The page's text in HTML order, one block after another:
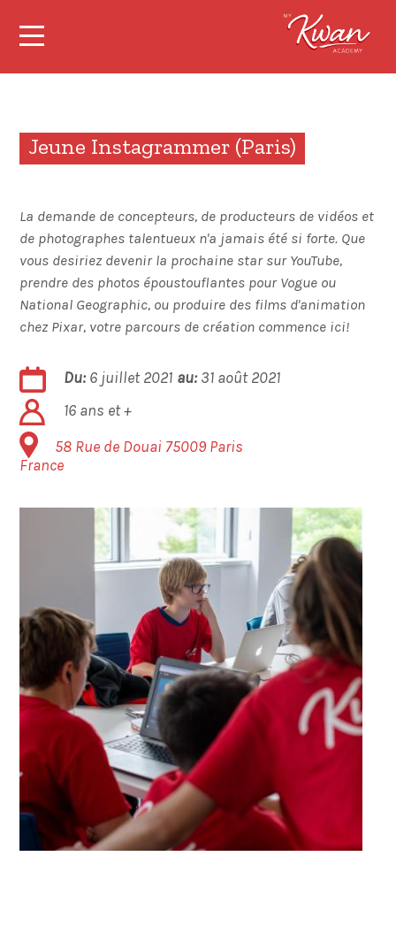
Jeune Instagrammer (Paris)
La demande de concepteurs, de producteurs de vidéos et
de photographes talentueux n'a jamais été si forte. Que
vous desiriez devenir la prochaine star sur YouTube,
prendre des photos époustouflantes pour Vogue ou
National Geographic, ou produire des films d'animation
chez Pixar, votre parcours de création commence ici!
Du:6 juillet 2021 au:31 août 2021
16 ans et +
58 Rue de Douai 75009 Paris
France